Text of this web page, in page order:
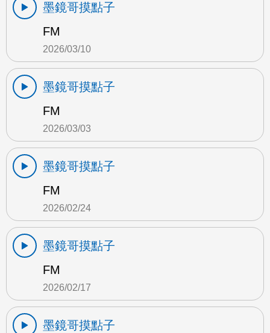
墨鏡哥摸點子
FM
2026/03/10
墨鏡哥摸點子
FM
2026/03/03
墨鏡哥摸點子
FM
2026/02/24
墨鏡哥摸點子
FM
2026/02/17
墨鏡哥摸點子